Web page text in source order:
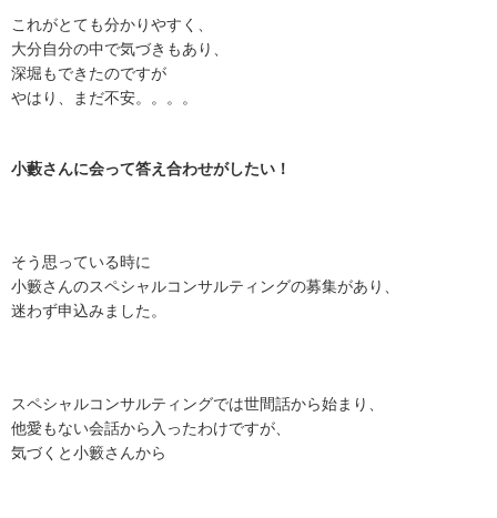
これがとても分かりやすく、
大分自分の中で気づきもあり、
深堀もできたのですが
やはり、まだ不安。。。。
小藪さんに会って答え合わせがしたい！
そう思っている時に
小籔さんのスペシャルコンサルティングの募集があり、
迷わず申込みました。
スペシャルコンサルティングでは世間話から始まり、
他愛もない会話から入ったわけですが、
気づくと小籔さんから